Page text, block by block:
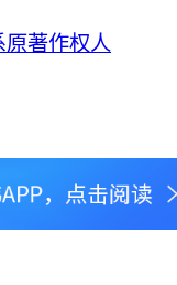
著作权人